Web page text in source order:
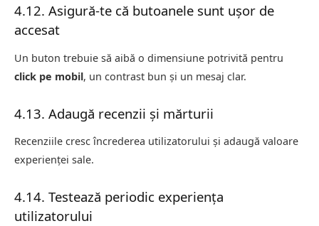
4.12. Asigură-te că butoanele sunt ușor de
accesat
Un buton trebuie să aibă o dimensiune potrivită pentru
click pe mobil, un contrast bun și un mesaj clar.
4.13. Adaugă recenzii și mărturii
Recenziile cresc încrederea utilizatorului și adaugă valoare
experienței sale.
4.14. Testează periodic experiența
utilizatorului